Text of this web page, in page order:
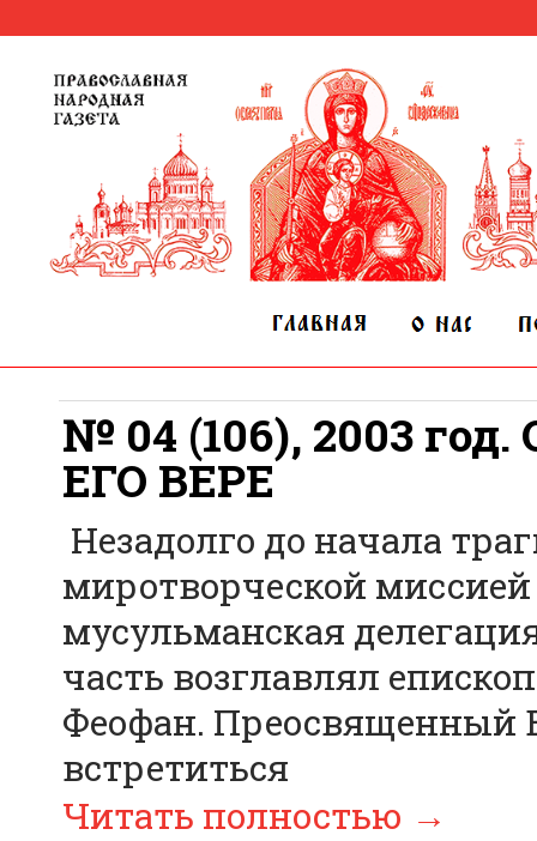
№ 04 (106), 2003
ЕГО ВЕРЕ
Незадолго до начала
миротворческой
мусульманская
часть возглавлял
Феофан. Преосвященный
встретиться
Читать полностью →